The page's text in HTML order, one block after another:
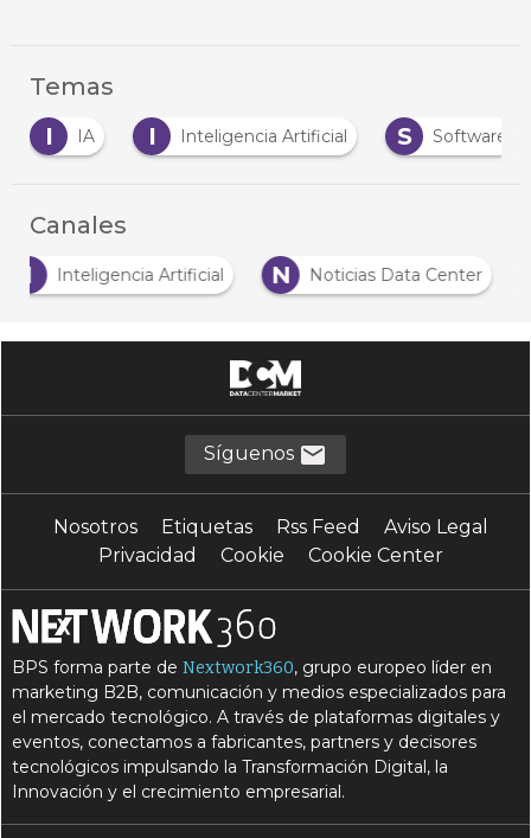
Temas
I
IA I Inteligencia Artificial S Software
Canales
I
Inteligencia Artificial N Noticias Data Center
Síguenos
Nosotros Etiquetas Rss Feed
Aviso Legal
Privacidad
Cookie Cookie Center
BPS forma parte deNextwork360, grupo europeo líder en
marketing B2B, comunicación y medios especializados para
el mercado tecnológico. A través de plataformas digitales y
eventos, conectamos a fabricantes, partners y decisores
tecnológicos impulsando la Transformación Digital, la
Innovación y el crecimiento empresarial.